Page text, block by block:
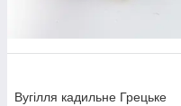
Вугілля кадильне Грецьке